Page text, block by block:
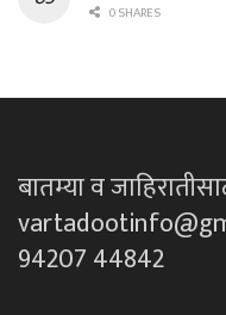
0 SHARES
बातम्या व
94207 44842